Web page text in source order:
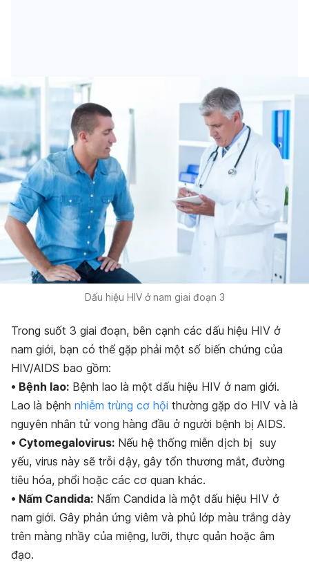
Dấu hiệu HIV ở nam giai đoạn 3
Trong suốt 3 giai đoạn, bên cạnh các dấu hiệu HIV ở
nam giới, bạn có thể gặp phải một số biến chứng của
HIV/AIDS bao gồm:
• Bệnh lao: Bệnh lao là một dấu hiệu HIV ở nam giới.
Lao là bệnh nhiễm trùng cơ hội thường gặp do HIV và là
nguyên nhân tử vong hàng đầu ở người bệnh bị AIDS.
• Cytomegalovirus: Nếu hệ thống miễn dịch bị suy
yếu, virus này sẽ trỗi dậy, gây tổn thương mắt, đường
tiêu hóa, phổi hoặc các cơ quan khác.
• Nấm Candida: Nấm Candida là một dấu hiệu HIV ở
nam giới. Gây phản ứng viêm và phủ lớp màu trắng dày
trên màng nhầy của miệng, lưỡi, thực quản hoặc âm
đạo.